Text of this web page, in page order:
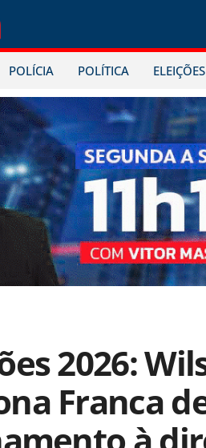
POLÍCIA POLÍTICA ELEIÇÕES
2026:
Franca